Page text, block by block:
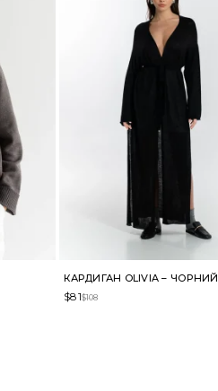
КАРДИГАН OLIVIA – ЧОРНИЙ
$108
$81